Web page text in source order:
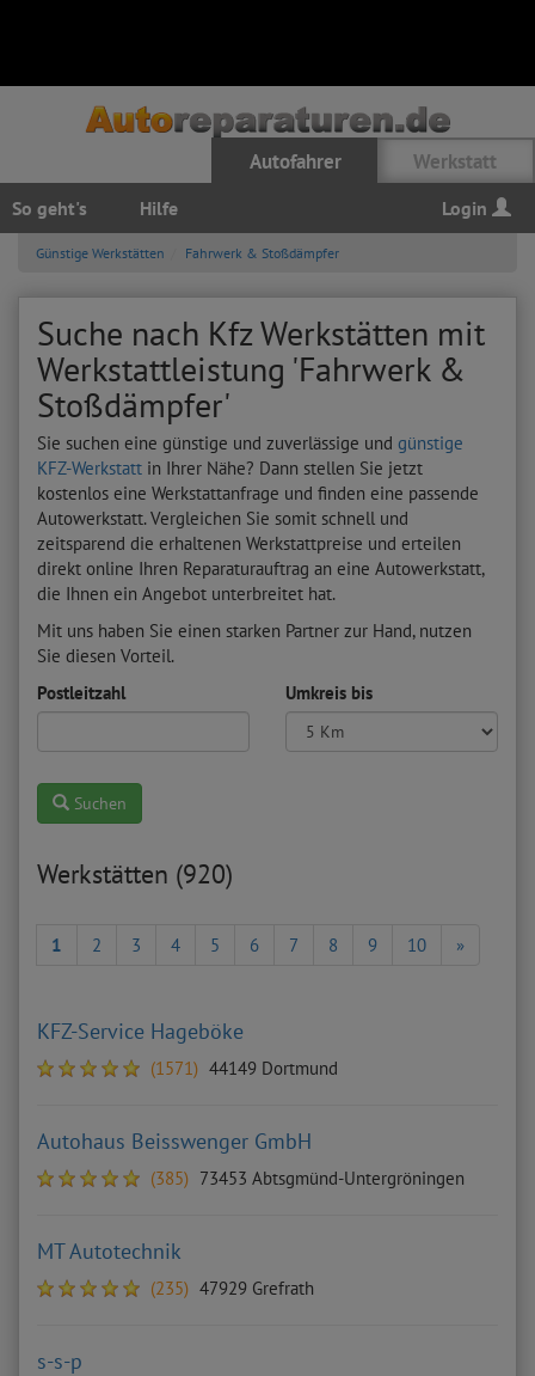
Autofahrer Werkstatt
So geht's Hilfe Login
Günstige Werkstätten Fahrwerk & Stoßdämpfer
Suche nach Kfz Werkstätten mit
Werkstattleistung 'Fahrwerk &
Stoßdämpfer'
Sie suchen eine günstige und zuverlässige und günstige
KFZ-Werkstatt in Ihrer Nähe? Dann stellen Sie jetzt
kostenlos eine Werkstattanfrage und finden eine passende
Autowerkstatt. Vergleichen Sie somit schnell und
zeitsparend die erhaltenen Werkstattpreise und erteilen
direkt online Ihren Reparaturauftrag an eine Autowerkstatt,
die Ihnen ein Angebot unterbreitet hat.
Mit uns haben Sie einen starken Partner zur Hand, nutzen
Sie diesen Vorteil.
Postleitzahl
Umkreis bis
Suchen
Werkstätten (920)
1 2 3 4 5 6 7 8 9 10 »
KFZ-Service Hageböke
(1571) 44149 Dortmund
Autohaus Beisswenger GmbH
(385) 73453 Abtsgmünd-Untergröningen
MT Autotechnik
(235) 47929 Grefrath
s-s-p